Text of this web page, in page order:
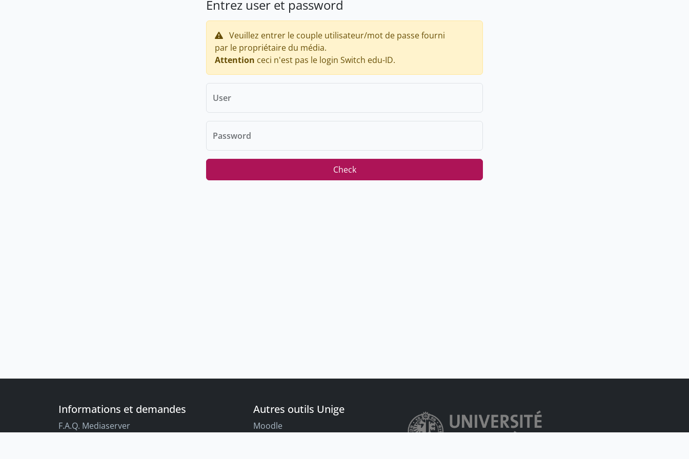
Entrez user et password
Veuillez entrer le couple utilisateur/mot de passe fourni
par le propriétaire du média.
Attention ceci n'est pas le login Switch edu-ID.
User
Password
Check
Informations et demandes
F.A.Q. Mediaserver
Autres outils Unige
Moodle